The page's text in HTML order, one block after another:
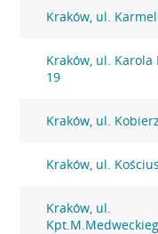
Kraków, ul.
Kraków, ul. Karola
19
Kraków, ul.
Kraków, ul.
Kraków, ul.